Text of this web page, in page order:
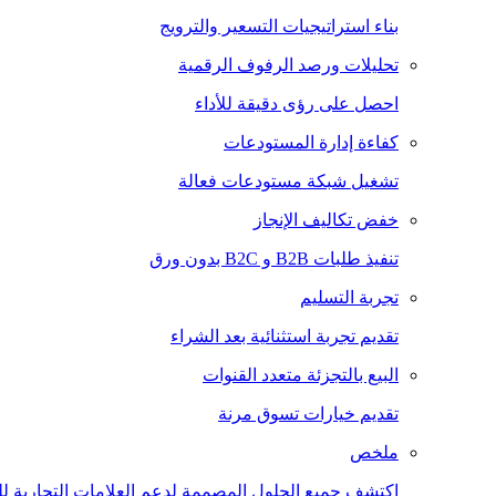
بناء استراتيجيات التسعير والترويج
تحليلات ورصد الرفوف الرقمية
احصل على رؤى دقيقة للأداء
كفاءة إدارة المستودعات
تشغيل شبكة مستودعات فعالة
خفض تكاليف الإنجاز
تنفيذ طلبات B2B و B2C بدون ورق
تجربة التسليم
تقديم تجربة استثنائية بعد الشراء
البيع بالتجزئة متعدد القنوات
تقديم خيارات تسوق مرنة
ملخص
اكتشف جميع الحلول المصممة لدعم العلامات التجارية